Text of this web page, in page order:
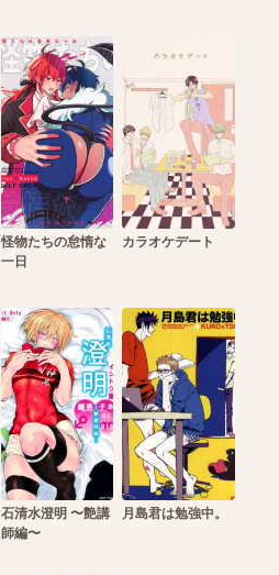
怪物たちの怠惰な
一日
カラオケデート
石清水澄明 〜艶講
師編〜
月島君は勉強中。